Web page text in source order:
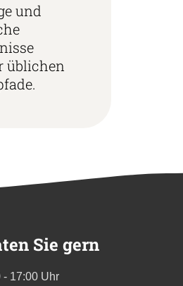
und
üblichen
Sie gern
- 17:00 Uhr